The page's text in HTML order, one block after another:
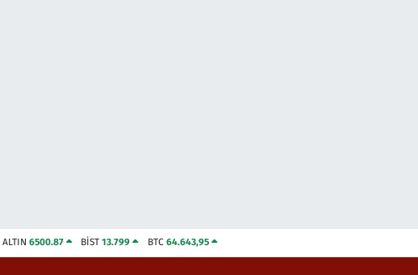
ALTIN 6500.87 BİST13.799 BTC 64.643,95